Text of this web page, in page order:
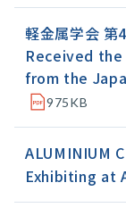
軽金属学会 第
Received
from the
975KB
ALUMINIUM
Exhibiting at